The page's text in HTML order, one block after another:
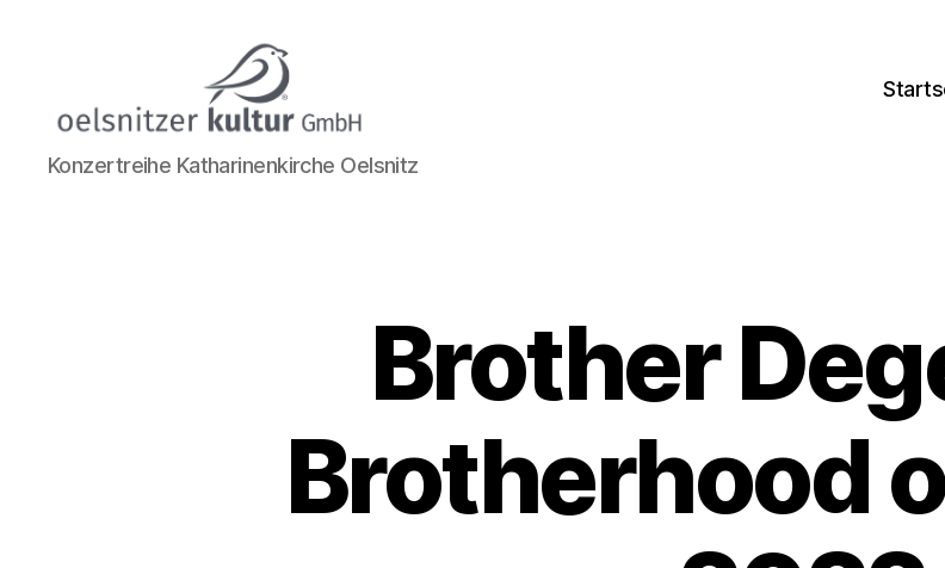
Katharinenkirche
Oelsnitz
Konzertreihe Katharinenkirche Oelsnitz
Brother
Brotherhood